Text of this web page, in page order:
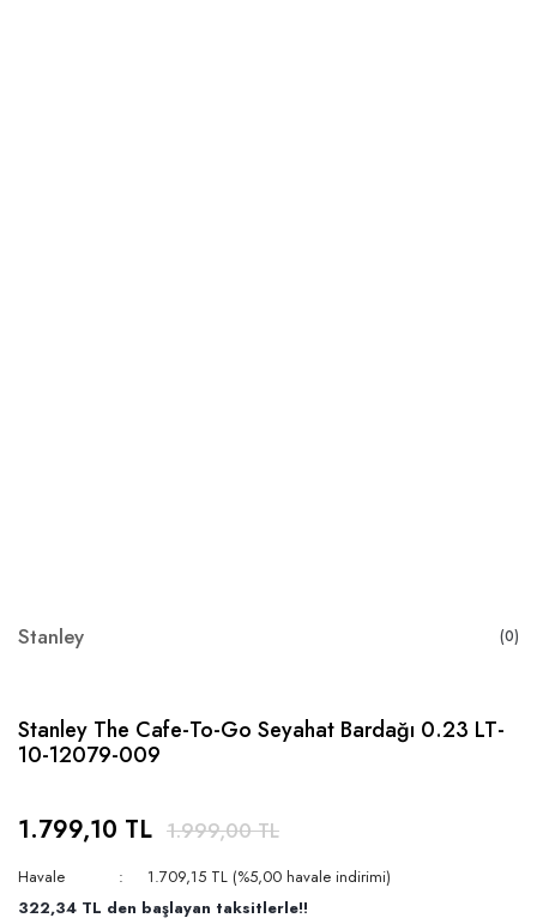
Stanley (0)
Stanley The Cafe-To-Go Seyahat Bardağı 0.23 LT-
10-12079-009
1.799,10 TL 1.999,00 TL
Havale
1.709,15 TL (%5,00 havale indirimi)
322,34 TL den başlayan taksitlerle!!